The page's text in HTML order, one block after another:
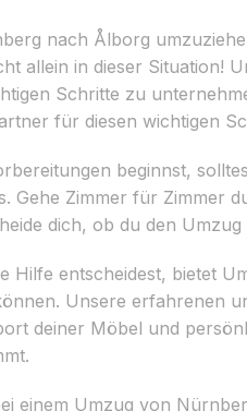
nach Ålborg
allein in dieser Situation!
Schritte zu
für diesen wichtigen
beginnst,
Gehe Zimmer für Zimmer
dich, ob du den
Hilfe entscheidest, bietet
Unsere erfahrenen
deiner Möbel und
einem Umzug von